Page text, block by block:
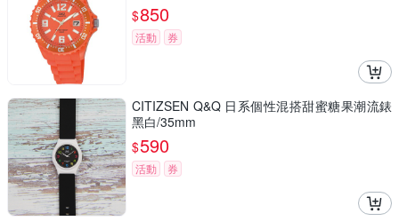
$850
活動 券
CITIZSEN Q&Q 日系個性混搭甜蜜糖果潮流錶
黑白/35mm
$590
活動 券